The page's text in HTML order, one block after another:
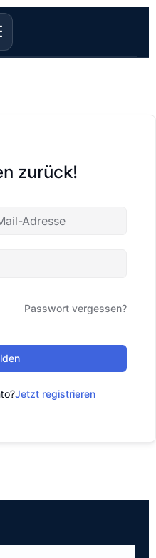
zurück!
Passwort vergessen?
Jetzt registrieren